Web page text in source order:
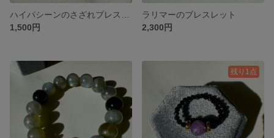
1,500円
ラリマーのブレスレット
2,300円
残り1点